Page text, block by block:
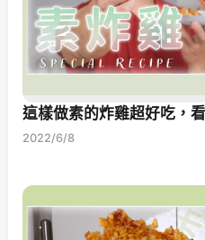
這樣做素的炸雞超好吃，
2022/6/8